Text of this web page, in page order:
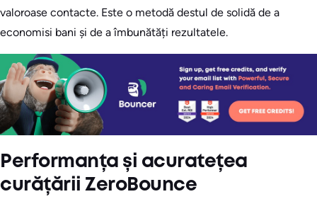
valoroase contacte. Este o metodă destul de solidă de a
economisi bani și de a îmbunătăți rezultatele.
Performanța și acuratețea
curățării ZeroBounce